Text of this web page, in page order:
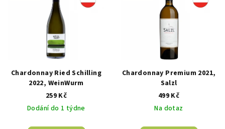
Chardonnay Ried Schilling
2022, WeinWurm
259 Kč
Dodání do 1 týdne
Chardonnay Premium 2021,
Salzl
499 Kč
Na dotaz